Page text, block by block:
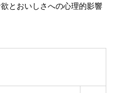
おいしさへの心理的影響